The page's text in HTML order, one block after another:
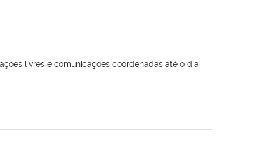
livres e comunicações coordenadas até o dia